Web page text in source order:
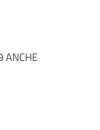
ANCHE